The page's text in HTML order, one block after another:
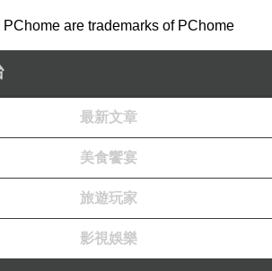
are trademarks of PChome
最新文章
美食饗宴
旅遊玩家
影視娛樂